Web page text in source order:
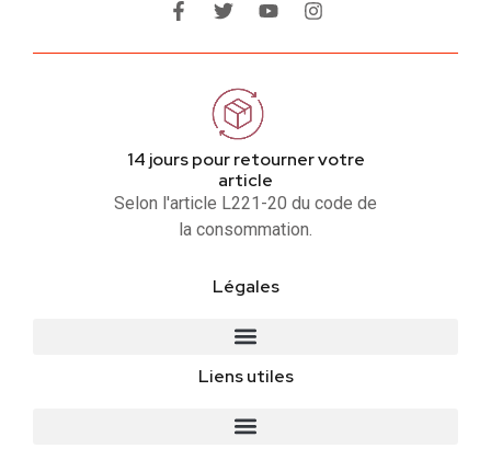
14 jours pour retourner votre
article
Selon l'article L221-20 du code de
la consommation.
Légales
Liens utiles